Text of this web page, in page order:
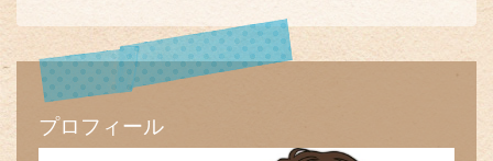
プロフィール